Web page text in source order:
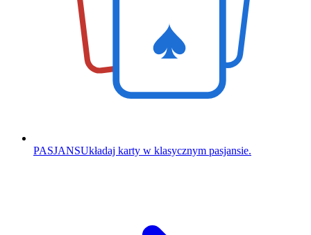
PASJANSUkładaj karty w klasycznym pasjansie.